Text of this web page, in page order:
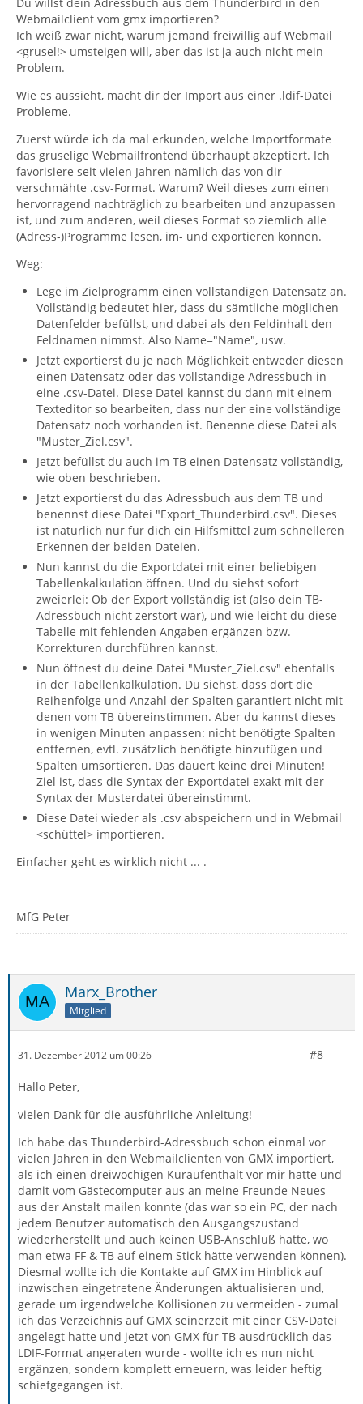
Webmailclient vom gmx importieren?
Ich weiß zwar nicht, warum jemand freiwillig auf Webmail
<grusel!> umsteigen will, aber das ist ja auch nicht mein
Problem.
Wie es aussieht, macht dir der Import aus einer .ldif-Datei
Probleme.
Zuerst würde ich da mal erkunden, welche Importformate
das gruselige Webmailfrontend überhaupt akzeptiert. Ich
favorisiere seit vielen Jahren nämlich das von dir
verschmähte .csv-Format. Warum? Weil dieses zum einen
hervorragend nachträglich zu bearbeiten und anzupassen
ist, und zum anderen, weil dieses Format so ziemlich alle
(Adress-)Programme lesen, im- und exportieren können.
Weg:
Lege im Zielprogramm einen vollständigen Datensatz an.
Vollständig bedeutet hier, dass du sämtliche möglichen
Datenfelder befüllst, und dabei als den Feldinhalt den
Feldnamen nimmst. Also Name="Name", usw.
Jetzt exportierst du je nach Möglichkeit entweder diesen
einen Datensatz oder das vollständige Adressbuch in
eine .csv-Datei. Diese Datei kannst du dann mit einem
Texteditor so bearbeiten, dass nur der eine vollständige
Datensatz noch vorhanden ist. Benenne diese Datei als
"Muster_Ziel.csv".
Jetzt befüllst du auch im TB einen Datensatz vollständig,
wie oben beschrieben.
Jetzt exportierst du das Adressbuch aus dem TB und
benennst diese Datei "Export_Thunderbird.csv". Dieses
ist natürlich nur für dich ein Hilfsmittel zum schnelleren
Erkennen der beiden Dateien.
Nun kannst du die Exportdatei mit einer beliebigen
Tabellenkalkulation öffnen. Und du siehst sofort
zweierlei: Ob der Export vollständig ist (also dein TB-
Adressbuch nicht zerstört war), und wie leicht du diese
Tabelle mit fehlenden Angaben ergänzen bzw.
Korrekturen durchführen kannst.
Nun öffnest du deine Datei "Muster_Ziel.csv" ebenfalls
in der Tabellenkalkulation. Du siehst, dass dort die
Reihenfolge und Anzahl der Spalten garantiert nicht mit
denen vom TB übereinstimmen. Aber du kannst dieses
in wenigen Minuten anpassen: nicht benötigte Spalten
entfernen, evtl. zusätzlich benötigte hinzufügen und
Spalten umsortieren. Das dauert keine drei Minuten!
Ziel ist, dass die Syntax der Exportdatei exakt mit der
Syntax der Musterdatei übereinstimmt.
Diese Datei wieder als .csv abspeichern und in Webmail
<schüttel> importieren.
Einfacher geht es wirklich nicht ... .
MfG Peter
Marx_Brother
Mitglied
31. Dezember 2012 um 00:26 #8
Hallo Peter,
vielen Dank für die ausführliche Anleitung!
Ich habe das Thunderbird-Adressbuch schon einmal vor
vielen Jahren in den Webmailclienten von GMX importiert,
als ich einen dreiwöchigen Kuraufenthalt vor mir hatte und
damit vom Gästecomputer aus an meine Freunde Neues
aus der Anstalt mailen konnte (das war so ein PC, der nach
jedem Benutzer automatisch den Ausgangszustand
wiederherstellt und auch keinen USB-Anschluß hatte, wo
man etwa FF & TB auf einem Stick hätte verwenden können).
Diesmal wollte ich die Kontakte auf GMX im Hinblick auf
inzwischen eingetretene Änderungen aktualisieren und,
gerade um irgendwelche Kollisionen zu vermeiden - zumal
ich das Verzeichnis auf GMX seinerzeit mit einer CSV-Datei
angelegt hatte und jetzt von GMX für TB ausdrücklich das
LDIF-Format angeraten wurde - wollte ich es nun nicht
ergänzen, sondern komplett erneuern, was leider heftig
schiefgegangen ist.